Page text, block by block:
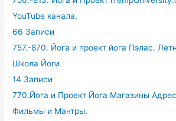
YouTube канала.
66 Записи
757.-870. Йога и проект йога Пэлас.
Школа Йоги
14 Записи
770.Йога и Проект Йога Магазины
Фильмы и Мантры.